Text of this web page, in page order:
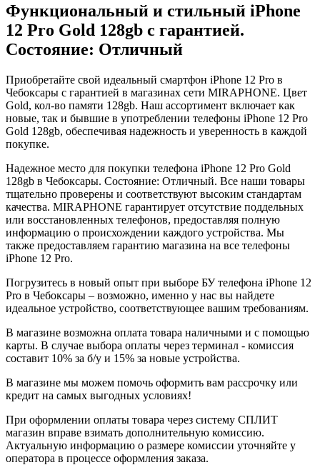
Функциональный и стильный iPhone
12 Pro Gold 128gb с гарантией.
Состояние: Отличный
Приобретайте свой идеальный смартфон iPhone 12 Pro в
Чебоксары с гарантией в магазинах сети MIRAPHONE. Цвет
Gold, кол-во памяти 128gb. Наш ассортимент включает как
новые, так и бывшие в употреблении телефоны iPhone 12 Pro
Gold 128gb, обеспечивая надежность и уверенность в каждой
покупке.
Надежное место для покупки телефона iPhone 12 Pro Gold
128gb в Чебоксары. Состояние: Отличный. Все наши товары
тщательно проверены и соответствуют высоким стандартам
качества. MIRAPHONE гарантирует отсутствие поддельных
или восстановленных телефонов, предоставляя полную
информацию о происхождении каждого устройства. Мы
также предоставляем гарантию магазина на все телефоны
iPhone 12 Pro.
Погрузитесь в новый опыт при выборе БУ телефона iPhone 12
Pro в Чебоксары – возможно, именно у нас вы найдете
идеальное устройство, соответствующее вашим требованиям.
В магазине возможна оплата товара наличными и с помощью
карты. В случае выбора оплаты через терминал - комиссия
составит 10% за б/у и 15% за новые устройства.
В магазине мы можем помочь оформить вам рассрочку или
кредит на самых выгодных условиях!
При оформлении оплаты товара через систему СПЛИТ
магазин вправе взимать дополнительную комиссию.
Актуальную информацию о размере комиссии уточняйте у
оператора в процессе оформления заказа.